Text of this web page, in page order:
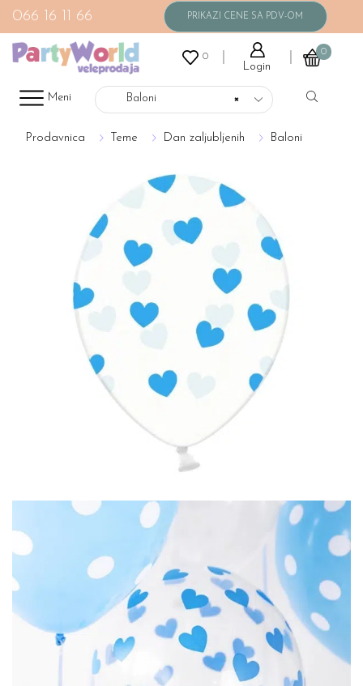
066 16 11 66
0
Login
0
Meni ×
Baloni
Prodavnica Teme Dan zaljubljenih Baloni